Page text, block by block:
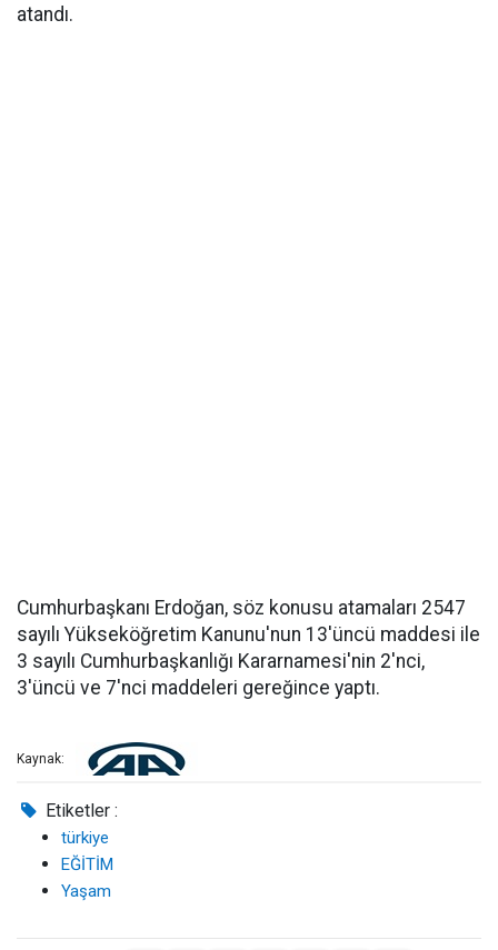
atandı.
Cumhurbaşkanı Erdoğan, söz konusu atamaları 2547
sayılı Yükseköğretim Kanunu'nun 13'üncü maddesi ile
3 sayılı Cumhurbaşkanlığı Kararnamesi'nin 2'nci,
3'üncü ve 7'nci maddeleri gereğince yaptı.
Kaynak:
Etiketler :
türkiye
EĞİTİM
Yaşam